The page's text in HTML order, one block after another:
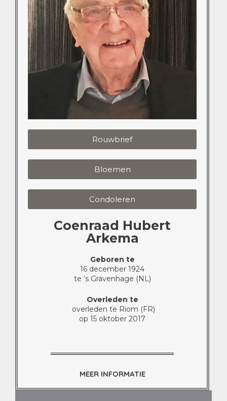
Rouwbrief
Bloemen
Condoleren
Coenraad Hubert
Arkema
Geboren te
16 december 1924
te ‘s Gravenhage (NL)
Overleden te
overleden te Riom (FR)
op 15 oktober 2017
MEER INFORMATIE